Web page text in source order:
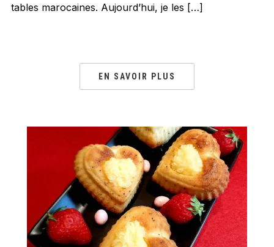
tables marocaines. Aujourd’hui, je les […]
EN SAVOIR PLUS